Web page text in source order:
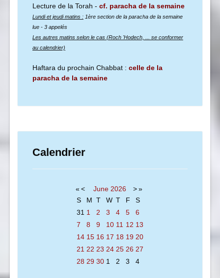
Lecture de la Torah - cf. paracha de la semaine
Lundi et jeudi matins : 1ère section de la paracha de la semaine
lue - 3 appelés
Les autres matins selon le cas (Roch 'Hodech, ... se conformer
au calendrier)
Haftara du prochain Chabbat : celle de la
paracha de la semaine
Calendrier
« < June 2026 >»
S
M T W T F
S
31 1 2 3 4 5
6
7
8 9 10 11 12 13
14 15 16 17 18 19 20
21 22 23 24 25 26 27
28 29 30 1 2 3 4